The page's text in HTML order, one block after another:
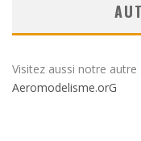
Visitez aussi notre autre
Aeromodelisme.orG